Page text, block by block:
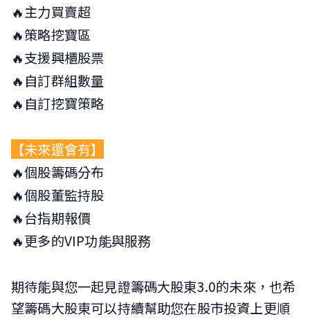
🔥主力買賣超
🔥策略挖寶區
🔥支援興櫃股票
🔥自訂群組數量
🔥自訂挖寶策略
【未來還會有】
🔥個股籌碼分布
🔥個股董監持股
🔥台指期報價
🔥更多的VIP功能與服務
期待能與您一起見證籌碼大股東3.0的未來，也希
望籌碼大股東可以持續幫助您在股市投資上更順